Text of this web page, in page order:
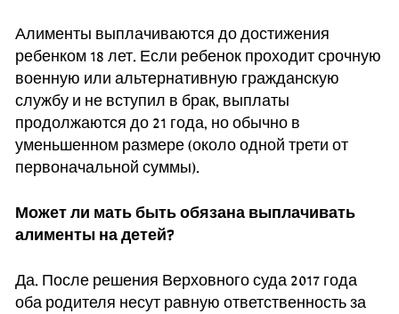
Алименты выплачиваются до достижения
ребенком 18 лет. Если ребенок проходит срочную
военную или альтернативную гражданскую
службу и не вступил в брак, выплаты
продолжаются до 21 года, но обычно в
уменьшенном размере (около одной трети от
первоначальной суммы).
Может ли мать быть обязана выплачивать
алименты на детей?
Да. После решения Верховного суда 2017 года
оба родителя несут равную ответственность за